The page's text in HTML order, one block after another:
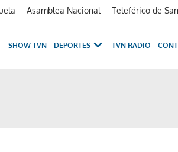
Asamblea Nacional Teleférico de
SHOW TVN DEPORTES TVN RADIO